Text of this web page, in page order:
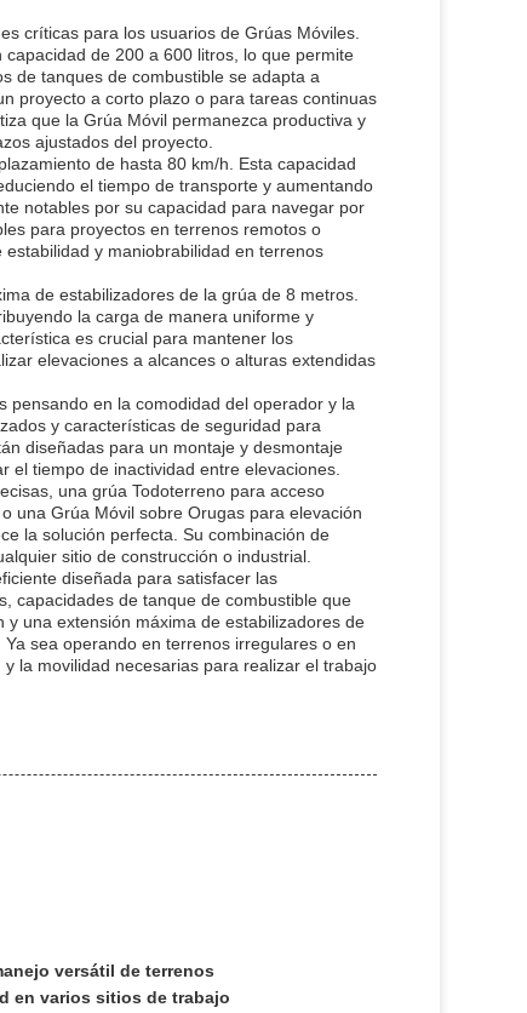
críticas para los usuarios de Grúas Móviles.
de 200 a 600 litros, lo que permite
de tanques de combustible se adapta a
proyecto a corto plazo o para tareas continuas
que la Grúa Móvil permanezca productiva y
ajustados del proyecto.
de hasta 80 km/h. Esta capacidad
el tiempo de transporte y aumentando
notables por su capacidad para navegar por
para proyectos en terrenos remotos o
y maniobrabilidad en terrenos
de estabilizadores de la grúa de 8 metros.
la carga de manera uniforme y
es crucial para mantener los
elevaciones a alcances o alturas extendidas
pensando en la comodidad del operador y la
y características de seguridad para
diseñadas para un montaje y desmontaje
el tiempo de inactividad entre elevaciones.
una grúa Todoterreno para acceso
una Grúa Móvil sobre Orugas para elevación
la solución perfecta. Su combinación de
sitio de construcción o industrial.
diseñada para satisfacer las
capacidades de tanque de combustible que
una extensión máxima de estabilizadores de
sea operando en terrenos irregulares o en
la movilidad necesarias para realizar el trabajo
versátil de terrenos
en varios sitios de trabajo